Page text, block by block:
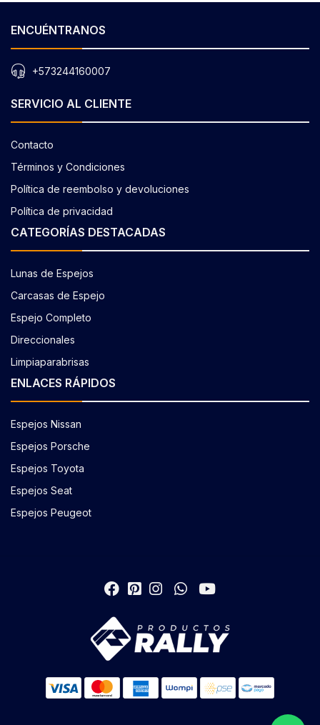
ENCUÉNTRANOS
+573244160007
SERVICIO AL CLIENTE
Contacto
Términos y Condiciones
Política de reembolso y devoluciones
Política de privacidad
CATEGORÍAS DESTACADAS
Lunas de Espejos
Carcasas de Espejo
Espejo Completo
Direccionales
Limpiaparabrisas
ENLACES RÁPIDOS
Espejos Nissan
Espejos Porsche
Espejos Toyota
Espejos Seat
Espejos Peugeot